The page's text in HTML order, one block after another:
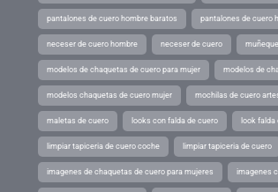
pantalones de cuero hombre baratos pantalones de cuero
neceser de cuero hombre neceser de cuero
modelos de chaquetas de cuero para mujer modelos de
modelos chaquetas de cuero mujer mochilas de cuero
maletas de cuero looks con falda de cuero look falda
limpiar tapiceria de cuero coche limpiar tapiceria de cuero
imagenes de chaquetas de cuero para mujeres imagenes